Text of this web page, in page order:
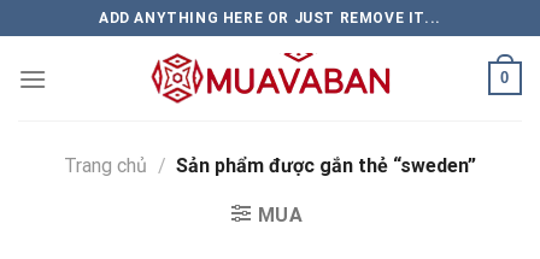
to
content
ADD ANYTHING HERE OR JUST REMOVE IT...
0
Trang chủ / Sản phẩm được gắn thẻ “sweden”
MUA